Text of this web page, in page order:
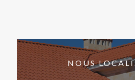
NOUS